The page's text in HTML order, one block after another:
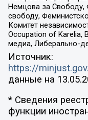
Немцова за Свободу,
свободу,
Комитет
Occupation of
медиа, Либерально-
Источник:
https://
данные на
* Сведения
функции